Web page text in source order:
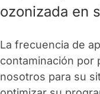
ozonizada en
La frecuencia de
contaminación por
nosotros para su